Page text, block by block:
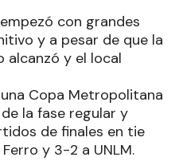
con grandes
y a pesar de que la
y el local
Copa Metropolitana
la fase regular y
de finales en tie
y 3-2 a UNLM.